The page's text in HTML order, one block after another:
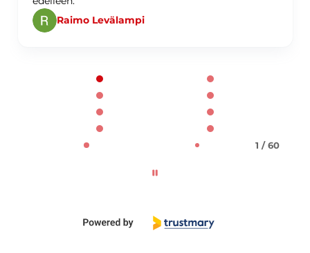
Raimo Levälampi
1 / 60